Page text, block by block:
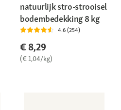
natuurlijk stro-strooisel
bodembedekking 8 kg
4.6 (254)
€ 8,29
(€ 1,04/kg)